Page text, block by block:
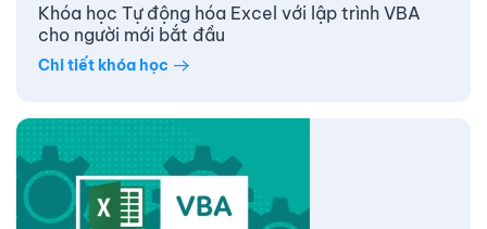
Khóa học Tự động hóa Excel với lập trình VBA
cho người mới bắt đầu
Chi tiết khóa học